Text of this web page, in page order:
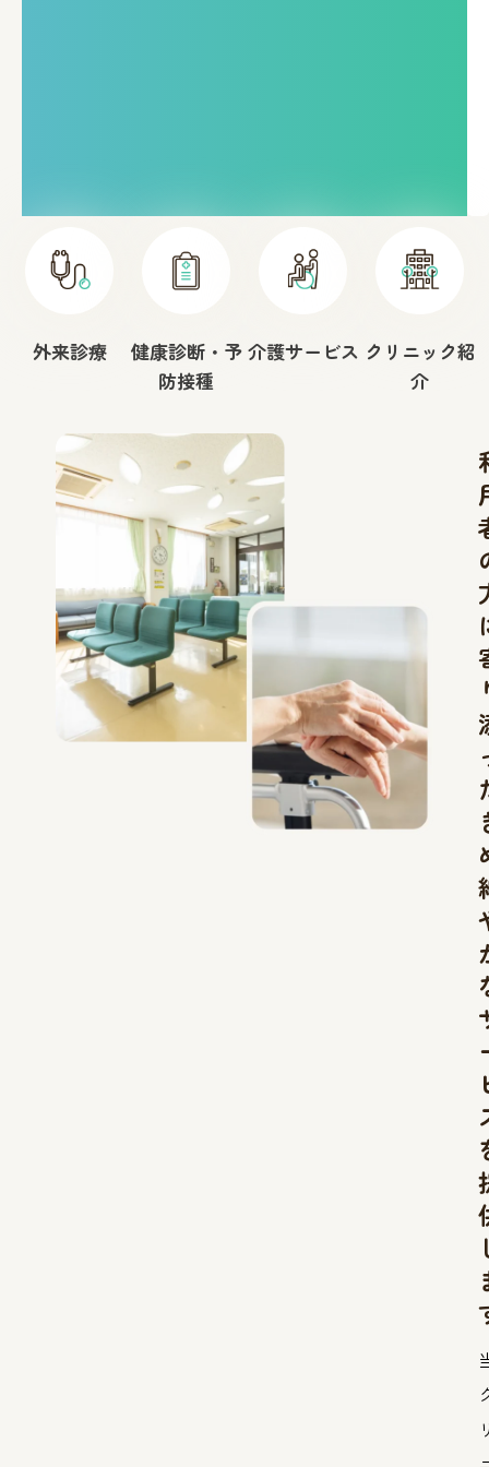
外来診療
健康診断・予
防接種
介護サービス クリニック紹
介